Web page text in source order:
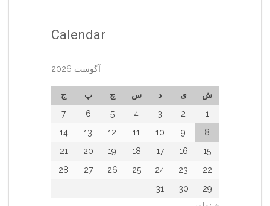
Calendar
آگوست 2026
ش ی د س چ پ
ج
1
2
3
4
5
6
7
8
9
10
11
12
13
14
15
16
17
18
19
20
21
22
23
24
25
26
27
28
29
30
31